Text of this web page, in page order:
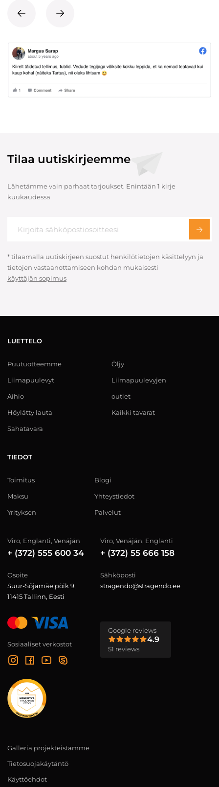
Tilaa uutiskirjeemme
Lähetämme vain parhaat tarjoukset. Enintään 1 kirje
kuukaudessa
* tilaamalla uutiskirjeen suostut henkilötietojen käsittelyyn ja
tietojen vastaanottamiseen kohdan mukaisesti
käyttäjän sopimus
LUETTELO
Puutuotteemme
Liimapuulevyt
Aihio
Höylätty lauta
Sahatavara
Öljy
Liimapuulevyjen
outlet
Kaikki tavarat
TIEDOT
Toimitus
Maksu
Yrityksen
Blogi
Yhteystiedot
Palvelut
Viro, Englanti, Venäjän
+ (372) 555 600 34
Viro, Venäjän, Englanti
+ (372) 55 666 158
Osoite
Suur-Sõjamäe põik 9,
11415 Tallinn, Eesti
Sähköposti
stragendo@stragendo.ee
Sosiaaliset verkostot
Google reviews
4.9
51 reviews
Galleria projekteistamme
Tietosuojakäytäntö
Käyttöehdot